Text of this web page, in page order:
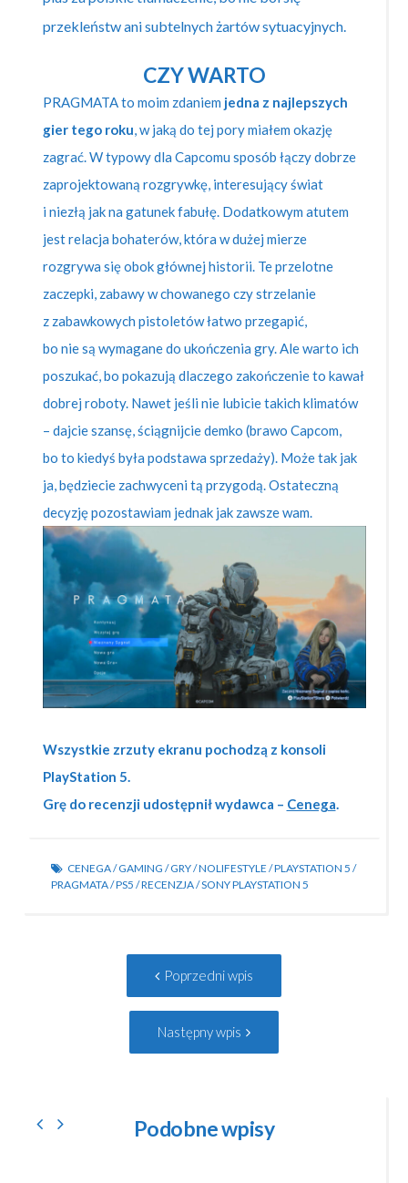
przekleństw ani subtelnych żartów sytuacyjnych.
CZY WARTO
PRAGMATA to moim zdaniem jedna z najlepszych
gier tego roku, w jaką do tej pory miałem okazję
zagrać. W typowy dla Capcomu sposób łączy dobrze
zaprojektowaną rozgrywkę, interesujący świat
i niezłą jak na gatunek fabułę. Dodatkowym atutem
jest relacja bohaterów, która w dużej mierze
rozgrywa się obok głównej historii. Te przelotne
zaczepki, zabawy w chowanego czy strzelanie
z zabawkowych pistoletów łatwo przegapić,
bo nie są wymagane do ukończenia gry. Ale warto ich
poszukać, bo pokazują dlaczego zakończenie to kawał
dobrej roboty. Nawet jeśli nie lubicie takich klimatów
– dajcie szansę, ściągnijcie demko (brawo Capcom,
bo to kiedyś była podstawa sprzedaży). Może tak jak
ja, będziecie zachwyceni tą przygodą. Ostateczną
decyzję pozostawiam jednak jak zawsze wam.
Wszystkie zrzuty ekranu pochodzą z konsoli
PlayStation 5.
Grę do recenzji udostępnił wydawca – Cenega
CENEGA/GAMING /GRY/NOLIFESTYLE /PLAYSTATION 5 /
PRAGMATA/PS5 /RECENZJA/SONY PLAYSTATION 5
Poprzedni wpis
wpis:
Następny wpis
wpis:
Podobne wpisy